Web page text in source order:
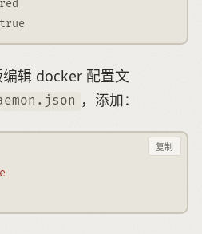
true
辑 docker 配置文
，添加：
复制